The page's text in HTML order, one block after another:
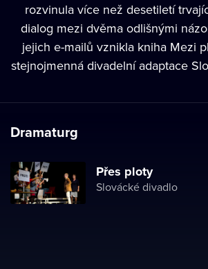
rozvinula více než desetiletí
dialog mezi dvěma odlišnými
jejich e-mailů vznikla kniha Mezi
stejnojmenná divadelní adaptace
Dramaturg
Přes ploty
Slovácké divadlo